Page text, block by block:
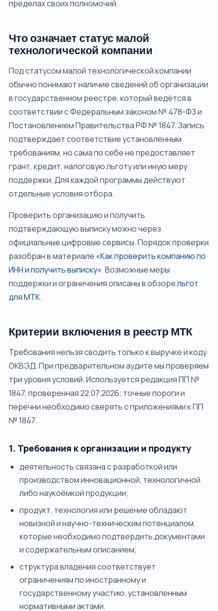
пределах своих полномочий.
Что означает статус малой
технологической компании
Под статусом малой технологической компании
обычно понимают наличие сведений об организации
в государственном реестре, который ведётся в
соответствии с Федеральным законом № 478-ФЗ и
Постановлением Правительства РФ № 1847. Запись
подтверждает соответствие установленным
требованиям, но сама по себе не предоставляет
грант, кредит, налоговую льготу или иную меру
поддержки. Для каждой программы действуют
отдельные условия отбора.
Проверить организацию и получить
подтверждающую выписку можно через
официальные цифровые сервисы. Порядок проверки
разобран в материале «Как проверить компанию по
ИНН и получить выписку». Возможные меры
поддержки и ограничения описаны в обзорельгот
для МТК.
Критерии включения в реестр МТК
Требования нельзя сводить только к выручке и коду
ОКВЭД. При предварительном аудите мы проверяем
три уровня условий. Используется редакция ПП №
1847, проверенная 22.07.2026; точные пороги и
перечни необходимо сверять с приложениями к ПП
№ 1847.
1. Требования к организации и продукту
деятельность связана с разработкой или
производством инновационной, технологичной
либо наукоёмкой продукции;
продукт, технология или решение обладают
новизной и научно-техническим потенциалом,
которые необходимо подтвердить документами
и содержательным описанием;
структура владения соответствует
ограничениям по иностранному и
государственному участию, установленным
нормативными актами.